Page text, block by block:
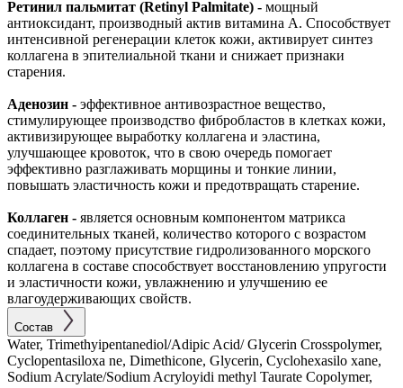
Ретинил пальмитат (Retinyl Palmitate) - мощный
антиоксидант, производный актив витамина А. Способствует
интенсивной регенерации клеток кожи, активирует синтез
коллагена в эпителиальной ткани и снижает признаки
старения.
Аденозин - эффективное антивозрастное вещество,
стимулирующее производство фибробластов в клетках кожи,
активизирующее выработку коллагена и эластина,
улучшающее кровоток, что в свою очередь помогает
эффективно разглаживать морщины и тонкие линии,
повышать эластичность кожи и предотвращать старение.
Коллаген - является основным компонентом матрикса
соединительных тканей, количество которого с возрастом
спадает, поэтому присутствие гидролизованного морского
коллагена в составе способствует восстановлению упругости
и эластичности кожи, увлажнению и улучшению ее
влагоудерживающих свойств.
Состав
Water, Trimethyipentanediol/Adipic Acid/ Glycerin Crosspolymer,
Cyclopentasiloxa ne, Dimethicone, Glycerin, Cyclohexasilo xane,
Sodium Acrylate/Sodium Acryloyidi methyl Taurate Copolymer,